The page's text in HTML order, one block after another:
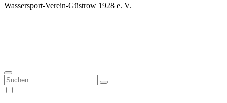
Wassersport-Verein-Güstrow 1928 e. V.